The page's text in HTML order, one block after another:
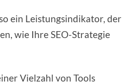
ein Leistungsindikator, der
wie Ihre SEO-Strategie
Vielzahl von Tools